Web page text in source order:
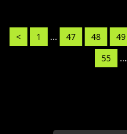
< 1 ... 47 48 49
55
...